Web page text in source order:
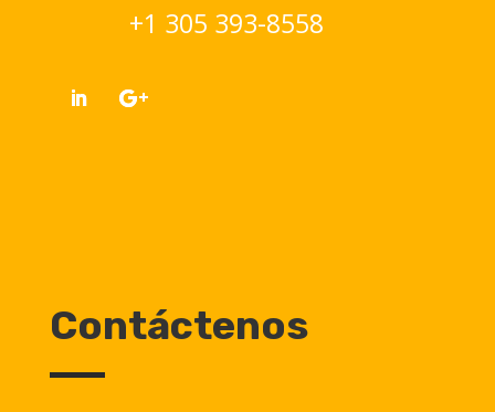
+1 305 393-8558
Contáctenos